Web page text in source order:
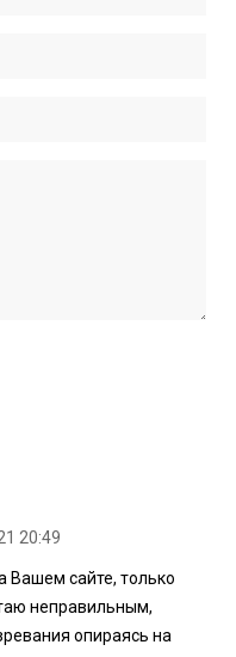
20:49
Вашем сайте, только
неправильным,
опираясь на